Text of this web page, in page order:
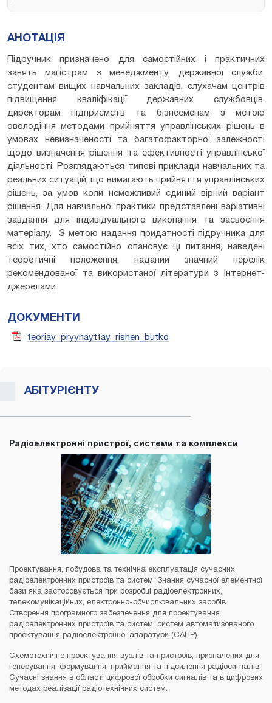
АНОТАЦІЯ
Підручник призначено для самостійних і практичних
занять магістрам з менеджменту, державної служби,
студентам вищих навчальних закладів, слухачам центрів
підвищення кваліфікації державних службовців,
директорам підприємств та бізнесменам з метою
оволодіння методами прийняття управлінських рішень в
умовах невизначеності та багатофакторної залежності
щодо визначення рішення та ефективності управлінської
діяльності. Розглядаються типові приклади навчальних та
реальних ситуацій, що вимагають прийняття управлінських
рішень, за умов коли неможливий єдиний вірний варіант
рішення. Для навчальної практики представлені варіативні
завдання для індивідуального виконання та засвоєння
матеріалу. З метою надання придатності підручника для
всіх тих, хто самостійно опановує ці питання, наведені
теоретичні положення, наданий значний перелік
рекомендованої та використаної літератури з Інтернет-
джерелами.
ДОКУМЕНТИ
teoriay_pryynayttay_rishen_butko
АБІТУРІЄНТУ
Радіоелектронні пристрої, системи та комплекси
Проектування, побудова та технічна експлуатація сучасних
радіоелектронних пристроїв та систем. Знання сучасної елементної
бази яка застосовується при розробці радіоелектронних,
телекомунікаційних, електронно-обчислювальних засобів.
Створення програмного забезпечення для проектування
радіоелектронних пристроїв та систем, систем автоматизованого
проектування радіоелектронної апаратури (САПР).
Схемотехнічне проектування вузлів та пристроїв, призначених для
генерування, формування, приймання та підсилення радіосигналів.
Сучасні знання в області цифрової обробки сигналів та в цифрових
методах реалізації радіотехнічних систем.